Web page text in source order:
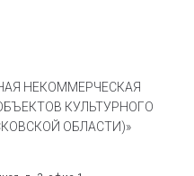
НЕКОММЕРЧЕСКАЯ
КУЛЬТУРНОГО
ОБЛАСТИ)»